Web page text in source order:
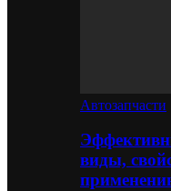
Автозапчасти
виды,